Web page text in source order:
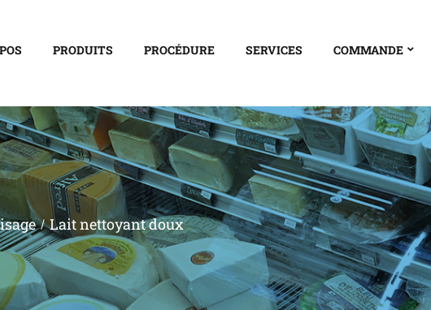
PRODUITS PROCÉDURE SERVICES COMMANDE
Lait nettoyant doux